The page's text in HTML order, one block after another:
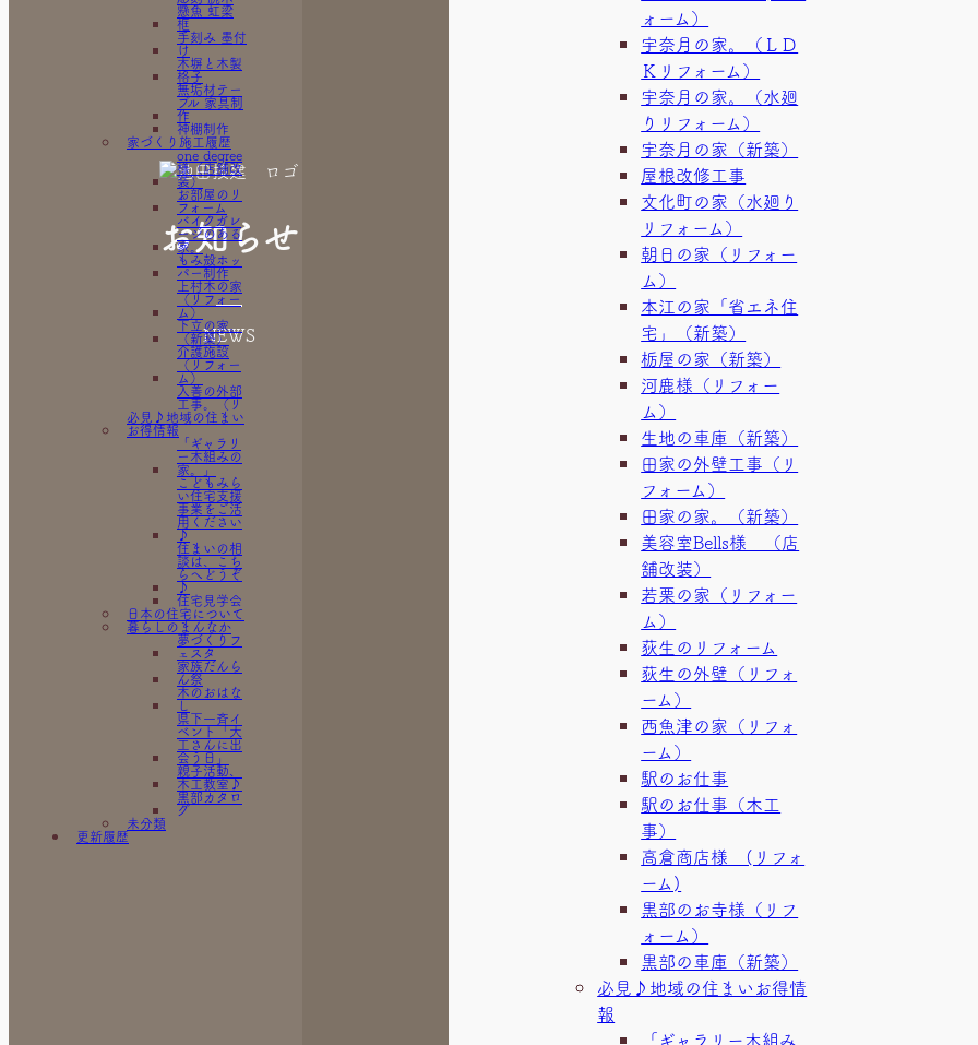
懸魚 虹梁
框
手刻み 墨付
け
木塀と木製
格子
無垢材テー
ブル 家具制
作
神棚制作
家づくり施工履歴
one degree
様（店舗改
装）
お部屋のリ
フォーム
バイクガレ
ージのある
家。
もみ殻ホッ
パー制作
上村木の家
（リフォー
ム）
下立の家。
（新築）
介護施設
（リフォー
ム）
入善の外部
工事。（リ
フォーム）
外部＆内部
工事(リフォ
ーム）
宇奈月の
家。（ＬＤ
Ｋリフォー
ム）
宇奈月の
家。（水廻
りリフォー
ム）
宇奈月の家
（新築）
屋根改修工
事
文化町の家
（水廻りリ
フォーム）
朝日の家
（リフォー
ム）
本江の家
「省エネ住
宅」（新
築）
栃屋の家
（新築）
河鹿様（リ
フォーム）
生地の車庫
必見♪地域の住まい
お得情報
「ギャラリ
ー木組みの
家。」
こどもみら
い住宅支援
事業をご活
用ください
♪
住まいの相
談は、こち
らへどうぞ
♪
住宅見学会
日本の住宅について
暮らしのまんなか
夢づくりフ
ェスタ
家族だんら
ん祭
木のおはな
し
県下一斉イ
ベント「大
工さんに出
会う日」
親子活動、
木工教室♪
黒部カタロ
グ
未分類
更新履歴
お知らせ
NEWS
ォーム）
宇奈月の家。（ＬＤ
Ｋリフォーム）
宇奈月の家。（水廻
りリフォーム）
宇奈月の家（新築）
屋根改修工事
文化町の家（水廻り
リフォーム）
朝日の家（リフォー
ム）
本江の家「省エネ住
宅」（新築）
栃屋の家（新築）
河鹿様（リフォー
ム）
生地の車庫（新築）
田家の外壁工事（リ
フォーム）
田家の家。（新築）
美容室Bells様 （店
舗改装）
若栗の家（リフォー
ム）
荻生のリフォーム
荻生の外壁（リフォ
ーム）
西魚津の家（リフォ
ーム）
駅のお仕事
駅のお仕事（木工
事）
高倉商店様 (リフォ
ーム)
黒部のお寺様（リフ
ォーム）
黒部の車庫（新築）
必見♪地域の住まいお得情
報
「ギャラリー木組み